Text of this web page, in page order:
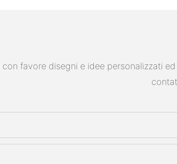
favore disegni e idee personalizzati